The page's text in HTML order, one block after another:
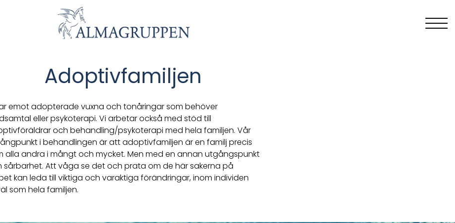
Adoptivfamiljen
emot adopterade vuxna och tonåringar som behöver
eller psykoterapi. Vi arbetar också med stöd till
och behandling/psykoterapi med hela familjen. Vår
i behandlingen är att adoptivfamiljen är en familj precis
alla andra i mångt och mycket. Men med en annan utgångspunkt
sårbarhet. Att våga se det och prata om de här sakerna på
kan leda till viktiga och varaktiga förändringar, inom individen
som hela familjen.